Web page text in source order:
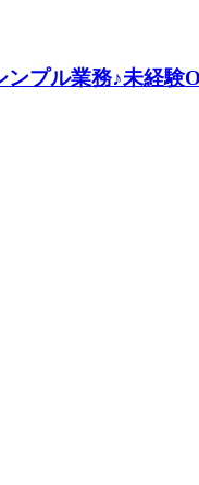
プル業務♪未経